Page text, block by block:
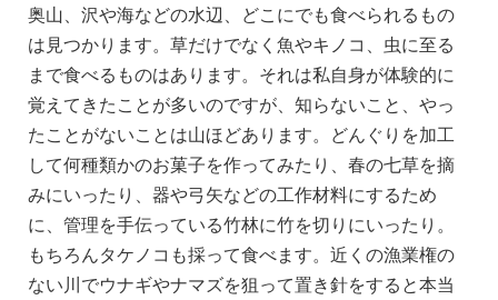
奥山、沢や海などの水辺、どこにでも食べられるもの
は見つかります。草だけでなく魚やキノコ、虫に至る
まで食べるものはあります。それは私自身が体験的に
覚えてきたことが多いのですが、知らないこと、やっ
たことがないことは山ほどあります。どんぐりを加工
して何種類かのお菓子を作ってみたり、春の七草を摘
みにいったり、器や弓矢などの工作材料にするため
に、管理を手伝っている竹林に竹を切りにいったり。
もちろんタケノコも採って食べます。近くの漁業権の
ない川でウナギやナマズを狙って置き針をすると本当